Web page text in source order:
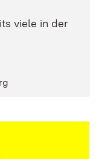
viele in der